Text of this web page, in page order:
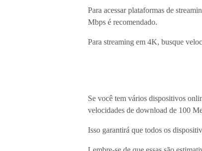
Para acessar plataformas de
Mbps é recomendado.
Para streaming em 4K, busque
Se você tem vários dispositivos
velocidades de download de 100
Isso garantirá que todos os